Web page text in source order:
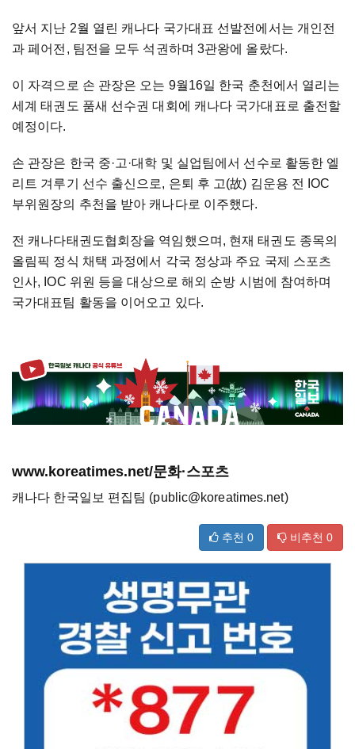
앞서 지난 2월 열린 캐나다 국가대표 선발전에서는 개인전
과 페어전, 팀전을 모두 석권하며 3관왕에 올랐다.
이 자격으로 손 관장은 오는 9월16일 한국 춘천에서 열리는
세계 태권도 품새 선수권 대회에 캐나다 국가대표로 출전할
예정이다.
손 관장은 한국 중·고·대학 및 실업팀에서 선수로 활동한 엘
리트 겨루기 선수 출신으로, 은퇴 후 고(故) 김운용 전 IOC
부위원장의 추천을 받아 캐나다로 이주했다.
전 캐나다태권도협회장을 역임했으며, 현재 태권도 종목의
올림픽 정식 채택 과정에서 각국 정상과 주요 국제 스포츠
인사, IOC 위원 등을 대상으로 해외 순방 시범에 참여하며
국가대표팀 활동을 이어오고 있다.
www.koreatimes.net/문화·스포츠
캐나다 한국일보 편집팀 (public@koreatimes.net)
추천 0 비추천 0